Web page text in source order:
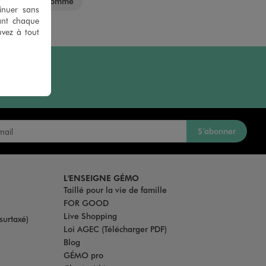
S’abonner
L'ENSEIGNE GÉMO
Taillé pour la vie de famille
FOR GOOD
Live Shopping
Loi AGEC (Télécharger PDF)
Blog
GÉMO pro
sans
chaque
à tout